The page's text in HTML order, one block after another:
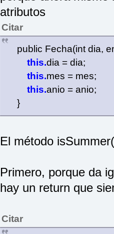
atributos
Citar
public Fecha(int dia,
this.dia = dia;
this.mes = mes;
this.anio = anio;
}
El método
Primero, porque da
hay un return que
Citar